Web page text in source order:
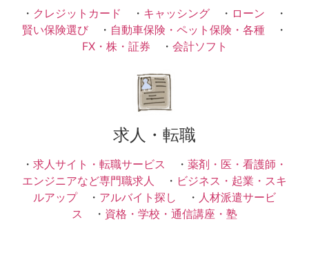
・ クレジットカード ・ キャッシング ・ ローン ・
賢い保険選び ・ 自動車保険・ペット保険・各種 ・
FX・株・証券 ・ 会計ソフト
求人・転職
・ 求人サイト・転職サービス ・ 薬剤・医・看護師・
エンジニアなど専門職求人
・ ビジネス・起業・スキ
ルアップ・ アルバイト探し ・ 人材派遣サービ
ス ・ 資格・学校・通信講座・塾